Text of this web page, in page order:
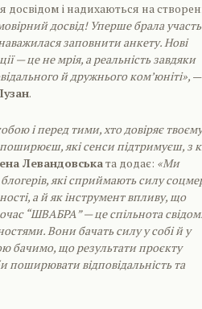
досвідом і надихаються на
досвід! Уперше брала
заповнити анкету. Нові
— це не мрія, а реальність завдяки
й дружнього комʼюніті», —
.
і перед тими, хто довіряє твоєму
які сенси підтримуєш, з
Левандовськата додає: «Ми
які сприймають силу
а й як інструмент впливу, що
“ШВАБРА” — це спільнота
Вони бачать силу у собі й у
бачимо, що результати проєкту
поширювати відповідальність та